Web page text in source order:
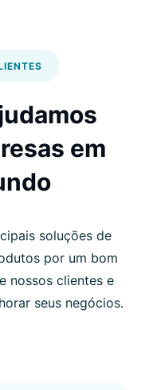
em
soluções de
por um bom
nossos clientes e
seus negócios.